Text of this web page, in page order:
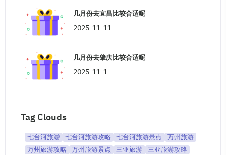
几月份去宜昌比较合适呢
2025-11-11
几月份去肇庆比较合适呢
2025-11-1
Tag Clouds
七台河旅游 七台河旅游攻略 七台河旅游景点
万州旅游
万州旅游攻略
万州旅游景点 三亚旅游
三亚旅游攻略